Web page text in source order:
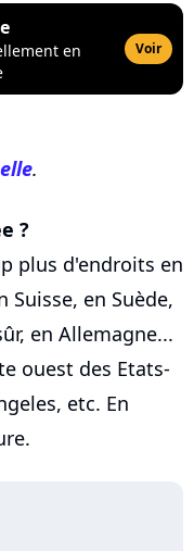
en
Voir
.
?
plus d'endroits en
Suisse, en Suède,
en Allemagne...
ouest des Etats-
etc. En